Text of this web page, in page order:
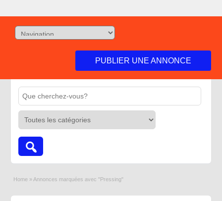
PUBLIER UNE ANNONCE
Home » Annonces marquées avec "Pressing"